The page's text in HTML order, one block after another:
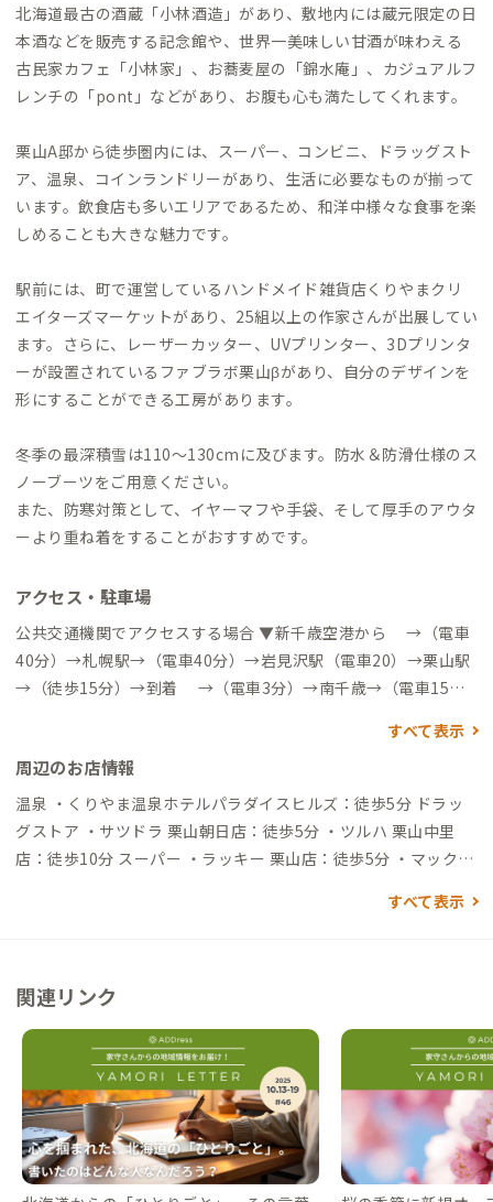
北海道最古の酒蔵「小林酒造」があり、敷地内には蔵元限定の日
本酒などを販売する記念館や、世界一美味しい甘酒が味わえる
古民家カフェ「小林家」、お蕎麦屋の「錦水庵」、カジュアルフ
レンチの「pont」などがあり、お腹も心も満たしてくれます。
栗山A邸から徒歩圏内には、スーパー、コンビニ、ドラッグスト
ア、温泉、コインランドリーがあり、生活に必要なものが揃って
います。飲食店も多いエリアであるため、和洋中様々な食事を楽
しめることも大きな魅力です。
駅前には、町で運営しているハンドメイド雑貨店くりやまクリ
エイターズマーケットがあり、25組以上の作家さんが出展してい
ます。さらに、レーザーカッター、UVプリンター、3Dプリンタ
ーが設置されているファブラボ栗山βがあり、自分のデザインを
形にすることができる工房があります。
冬季の最深積雪は110〜130cmに及びます。防水＆防滑仕様のス
ノーブーツをご用意ください。
また、防寒対策として、イヤーマフや手袋、そして厚手のアウタ
ーより重ね着をすることがおすすめです。
アクセス・駐車場
公共交通機関でアクセスする場合 ▼新千歳空港から →（電車
40分）→札幌駅→（電車40分）→岩見沢駅（電車20）→栗山駅
→（徒歩15分）→到着 →（電車3分）→南千歳→（電車15
（電車40分）→札幌駅（高速バス60分）→栗山駅（徒歩15分）
→到着 ▼札幌駅から →（高速バス60分）→栗山駅→（徒歩15
分）→到着 自動車でアクセスする場合 ▼新千歳空港から →
（一般道40分）→到着 ▼札幌駅から →（一般道＆高速50分）
→到着 ▼苫小牧フェリーターミナルから →（一般道60分）→
すべて表示
周辺のお店情報
温泉 ・くりやま温泉ホテルパラダイスヒルズ：徒歩5分 ドラッ
グストア ・サツドラ 栗山朝日店：徒歩5分 ・ツルハ 栗山中里
店：徒歩10分 スーパー ・ラッキー 栗山店：徒歩5分 ・マックス
ニューがおしゃれ） ・大番：徒歩10分（炭火の七輪で焼く焼肉
徒歩15分（ナンが美味しいネパールカレー） ・廬山：徒歩15分
（ボリューム満点のあんかけ焼きそばが人気） ・味道広路（あ
じどころ）：車で2分（ミシュラン２つ星の料亭） ・サメオト：
車で3分（眺めがいいイタリアンを中心にした創作料理。ランチ
は予約したほうが確実です。） ・アンドアム：車で3分（ちょっ
と特別な日のランチやディナーに。近隣のワイナリーから仕入
すべて表示
関連リンク